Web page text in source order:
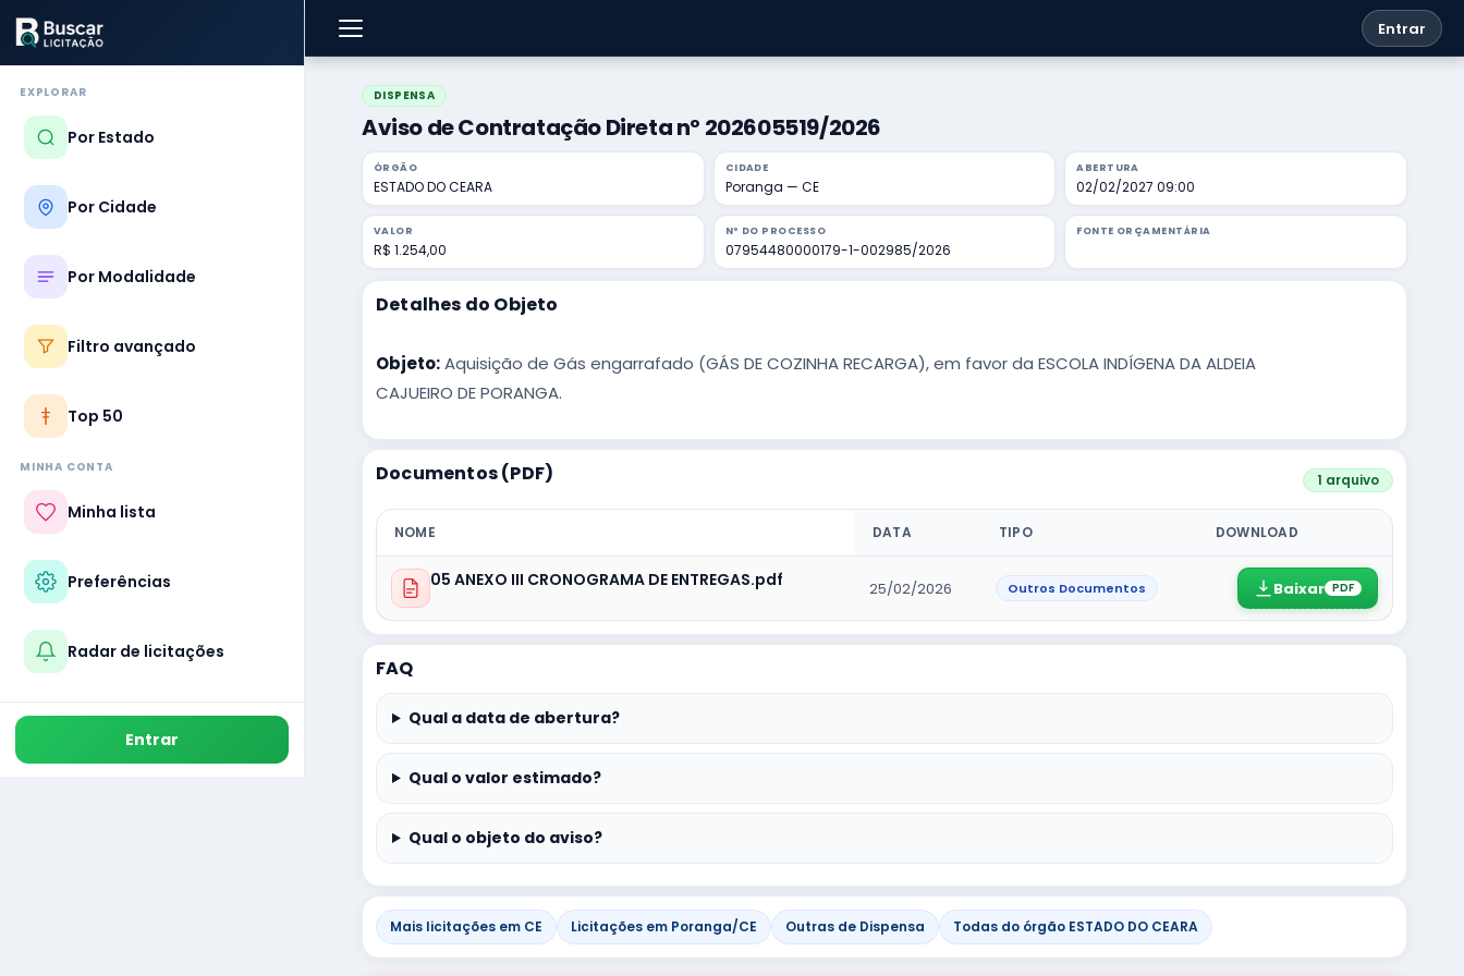
Entrar
EXPLORAR
Por Estado
Por Cidade
Por Modalidade
Filtro avançado
Top 50
MINHA CONTA
Minha lista
Preferências
Radar de licitações
Entrar
DISPENSA
Aviso de Contratação Direta nº 202605519/2026
ÓRGÃO
ESTADO DO CEARA
CIDADE
Poranga — CE
ABERTURA
02/02/2027 09:00
VALOR
R$ 1.254,00
Nº DO PROCESSO
07954480000179-1-002985/2026
FONTE ORÇAMENTÁRIA
Detalhes do Objeto
Objeto:Aquisição de Gás engarrafado (GÁS DE COZINHA RECARGA), em favor da ESCOLA INDÍGENA DA ALDEIA
CAJUEIRO DE PORANGA.
Documentos (PDF) 1 arquivo
NOME DATA TIPO DOWNLOAD
05 ANEXO III CRONOGRAMA DE ENTREGAS.pdf 25/02/2026 Outros Documentos Baixar PDF
FAQ
Qual a data de abertura?
Qual o valor estimado?
Qual o objeto do aviso?
Mais licitações em CE Licitações em Poranga/CE Outras de Dispensa Todas do órgão ESTADO DO CEARA